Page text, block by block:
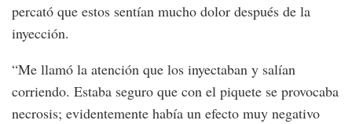
percató que estos sentían mucho dolor después de la
inyección.
“Me llamó la atención que los inyectaban y salían
corriendo. Estaba seguro que con el piquete se provocaba
necrosis; evidentemente había un efecto muy negativo